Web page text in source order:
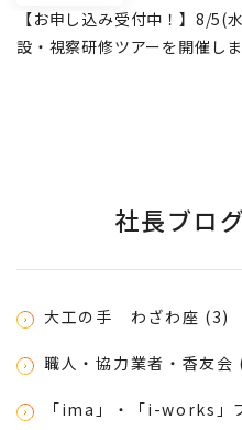
【お申し込み受付中！】8/5(
設・視察研修ツアーを開催しま
社長ブロ
大工の手 わざわ座 (3)
職人・協力業者・香友会
「ima」・「i-works」